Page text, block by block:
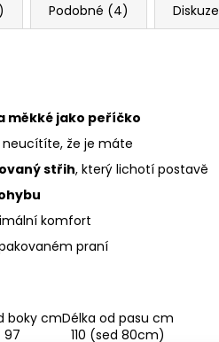
Podobné (4) Diskuze
měkké jako peříčko
neucítíte, že je máte
střih, který lichotí postavě
komfort
praní
boky cmDélka od pasu cm
97
110 (sed 80cm)